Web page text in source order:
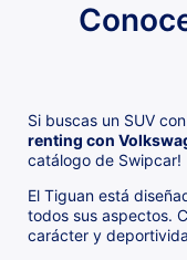
Si buscas un SUV
renting con
catálogo de Swipcar!
El Tiguan está
todos sus aspectos.
carácter y